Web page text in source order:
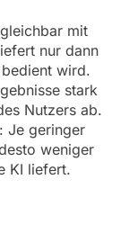
mit
nur dann
wird.
stark
Nutzers ab.
Je geringer
weniger
KI liefert.